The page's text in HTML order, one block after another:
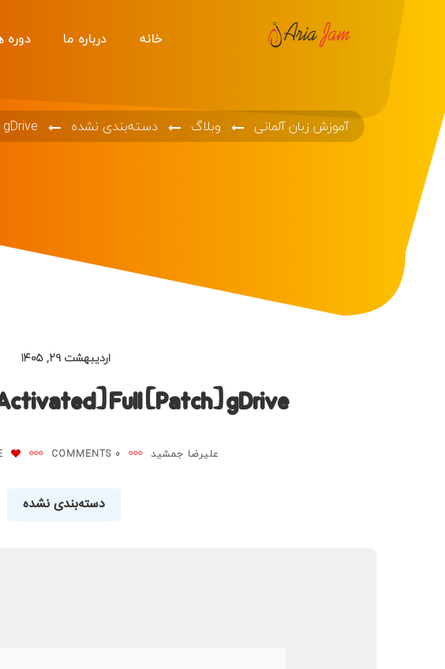
خانه درباره ما
آموزش زبان آلمانی وبلاگ دسته‌بندی نشده
اردیبهشت ۲۹, ۱۴۰۵
Full [Patch] gDrive
علیرضا جمشید 0 COMMENTS
دسته‌بندی نشده